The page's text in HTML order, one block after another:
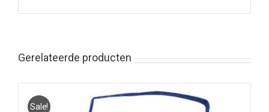
Gerelateerde producten
Sale!